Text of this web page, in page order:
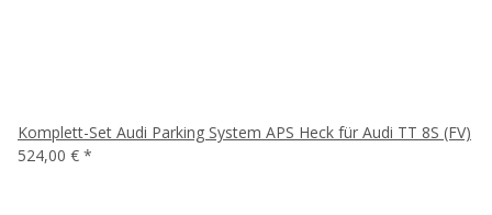
Komplett-Set Audi Parking System APS Heck für Audi TT 8S (FV)
524,00 € *